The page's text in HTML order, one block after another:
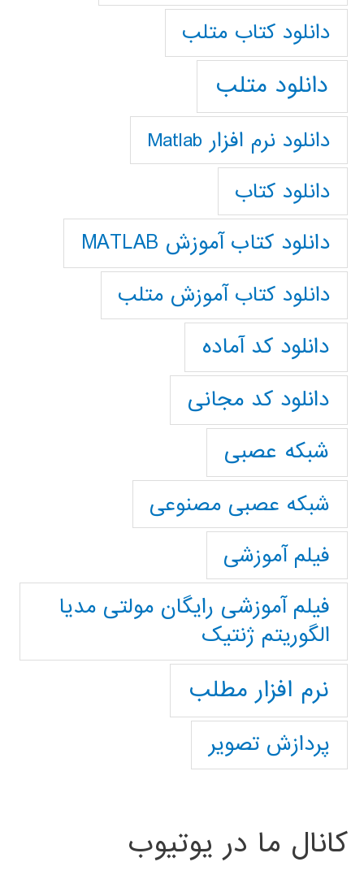
دانلود كتاب متلب
دانلود متلب
دانلود نرم افزار Matlab
دانلود کتاب
دانلود کتاب آموزش MATLAB
دانلود کتاب آموزش متلب
دانلود کد آماده
دانلود کد مجانی
شبکه عصبی
شبکه عصبی مصنوعی
فیلم آموزشی
فیلم آموزشی رایگان مولتی مدیا
الگوریتم ژنتیک
نرم افزار مطلب
پردازش تصویر
کانال ما در یوتیوب